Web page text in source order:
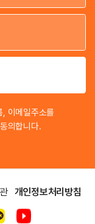
이
이
이메일주소를
의합니다.
개인정보처리방침